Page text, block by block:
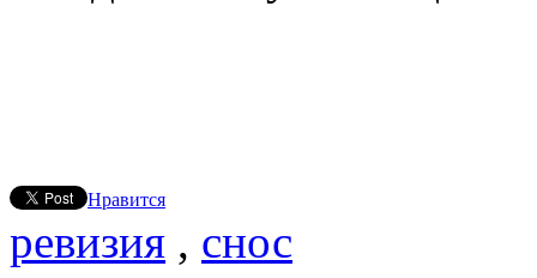
Нравится
ревизия , снос